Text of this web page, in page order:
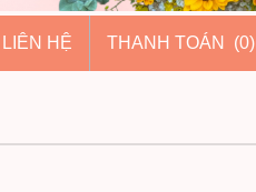
LIÊN HỆ THANH TOÁN (0)